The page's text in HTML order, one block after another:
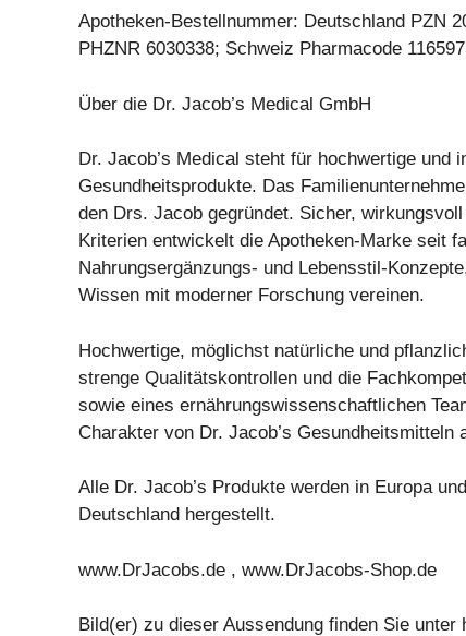
Apotheken-Bestellnummer: Deutschland PZN
PHZNR 6030338; Schweiz Pharmacode
Über die Dr. Jacob’s Medical GmbH
Dr. Jacob’s Medical steht für hochwertige und
Gesundheitsprodukte. Das
den Drs. Jacob gegründet. Sicher,
Kriterien entwickelt die Apotheken-Marke seit
Nahrungsergänzungs- und Lebensstil-
Wissen mit moderner Forschung vereinen.
Hochwertige, möglichst natürliche und
strenge Qualitätskontrollen und die
sowie eines ernährungswissenschaftlichen
Charakter von Dr. Jacob’s Gesundheitsmitteln
Alle Dr. Jacob’s Produkte werden in Europa
Deutschland hergestellt.
www.DrJacobs.de , www.DrJacobs-Shop.de
Bild(er) zu dieser Aussendung finden Sie unter